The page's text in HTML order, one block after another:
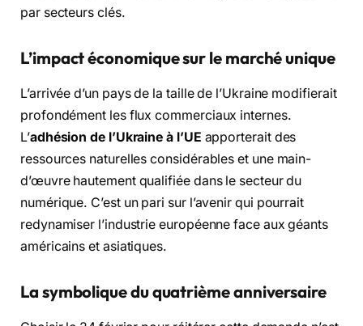
par secteurs clés.
L’impact économique sur le marché unique
L’arrivée d’un pays de la taille de l’Ukraine modifierait
profondément les flux commerciaux internes.
L’adhésion de l’Ukraine à l’UE apporterait des
ressources naturelles considérables et une main-
d’œuvre hautement qualifiée dans le secteur du
numérique. C’est un pari sur l’avenir qui pourrait
redynamiser l’industrie européenne face aux géants
américains et asiatiques.
La symbolique du quatrième anniversaire